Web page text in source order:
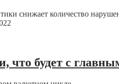
снижает количество
что будет с